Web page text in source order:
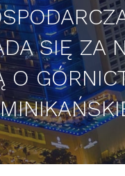
SIĘ ZA
O